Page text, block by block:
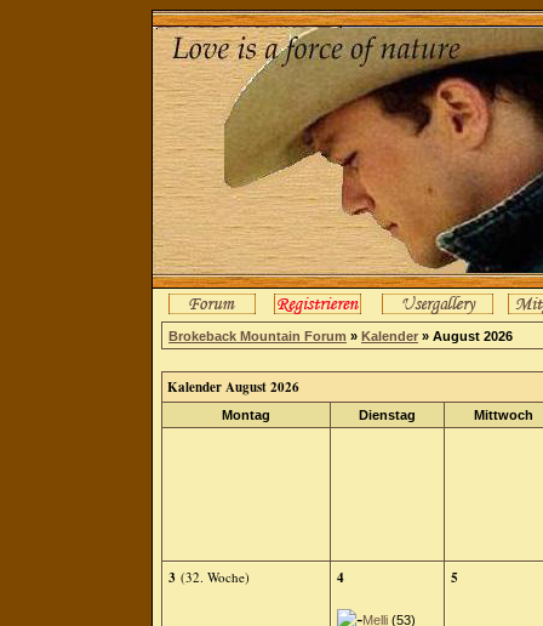
Brokeback Mountain Forum » Kalender » August 2026
Kalender August 2026
Montag Dienstag Mittwoch
3 (32. Woche) 4
Melli (53)
5